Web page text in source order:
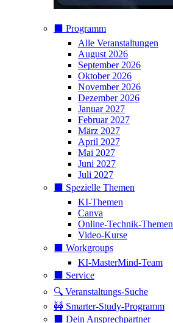
⬛️ Programm
Alle Veranstaltungen
August 2026
September 2026
Oktober 2026
November 2026
Dezember 2026
Januar 2027
Februar 2027
März 2027
April 2027
Mai 2027
Juni 2027
Juli 2027
⬛️ Spezielle Themen
KI-Themen
Canva
Online-Technik-Themen
Video-Kurse
⬛️ Workgroups
KI-MasterMind-Team
⬛️ Service
🔍 Veranstaltungs-Suche
🚧 Smarter-Study-Programm
⬛️ Dein Ansprechpartner